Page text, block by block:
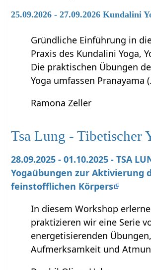
25.09.2026 - 27.09.2026 Kundalini
Gründliche Einführung in
Praxis des Kundalini Yoga,
Die praktischen Übungen
Yoga umfassen Pranayama
Ramona Zeller
Tsa Lung - Tibetischer
28.09.2025 - 01.10.2025 - TSA
Yogaübungen zur Aktivierung
feinstofflichen Körpers
In diesem Workshop
praktizieren wir eine Serie
energetisierenden
Aufmerksamkeit und